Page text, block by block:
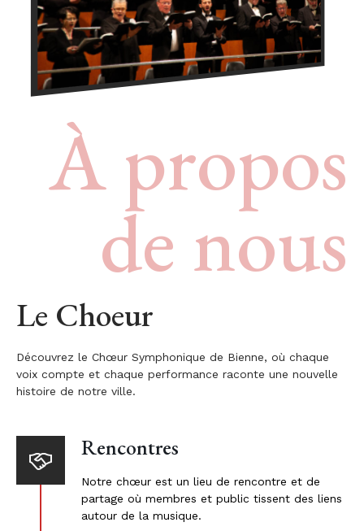
À propos
de nous
Le Choeur
Découvrez le Chœur Symphonique de Bienne, où chaque
voix compte et chaque performance raconte une nouvelle
histoire de notre ville.
Rencontres
Notre chœur est un lieu de rencontre et de
partage où membres et public tissent des liens
autour de la musique.